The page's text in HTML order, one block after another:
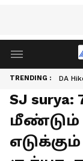
TRENDING : DA
SJ
மீண்டும்